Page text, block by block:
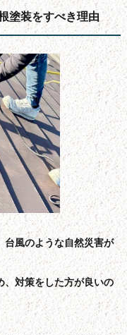
塗装をすべき理由
台風のような自然災害が
、対策をした方が良いの